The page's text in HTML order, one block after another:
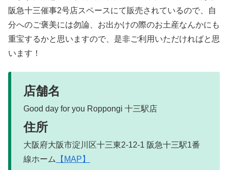
阪急十三催事2号店スペースにて販売されているので、自
分へのご褒美には勿論、お出かけの際のお土産なんかにも
重宝するかと思いますので、是非ご利用いただければと思
います！
店舗名
Good day for you Roppongi 十三駅店
住所
大阪府大阪市淀川区十三東2-12-1 阪急十三駅1番
線ホーム 【MAP】